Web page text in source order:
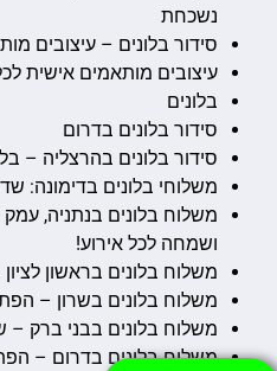
נשכחת
סידור בלונים – עיצובים
עיצובים מותאמים אישית
בלונים
סידור בלונים בדרום
סידור בלונים בהרצליה –
משלוחי בלונים בדימונה:
משלוח בלונים בנתניה,
ושמחה לכל אירוע!
משלוח בלונים בראשון
משלוח בלונים בשרון –
משלוח בלונים בבני ברק
משלוח בלונים בדרום –